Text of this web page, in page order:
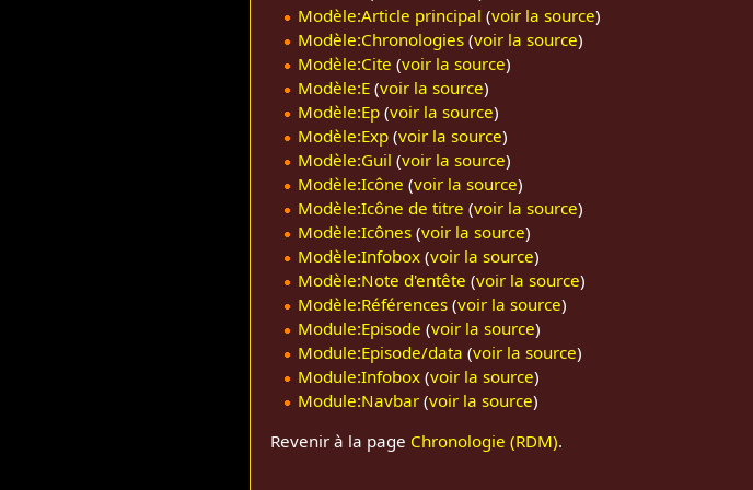
Modèle:Article principal (voir la source)
Modèle:Chronologies(voir la source)
Modèle:Cite (voir la source)
Modèle:E(voir la source)
Modèle:Ep(voir la source)
Modèle:Exp(voir la source)
Modèle:Guil (voir la source)
Modèle:Icône (voir la source)
Modèle:Icône de titre (voir la source)
Modèle:Icônes(voir la source)
Modèle:Infobox(voir la source)
Modèle:Note d'entête (voir la source)
Modèle:Références(voir la source)
Module:Episode (voir la source)
Module:Episode/data (voir la source)
Module:Infobox(voir la source)
Module:Navbar(voir la source)
Revenir à la page Chronologie (RDM).